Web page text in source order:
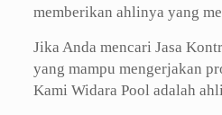
memberikan ahlinya yang
Jika Anda mencari Jasa
yang mampu mengerjakan
Kami Widara Pool adalah